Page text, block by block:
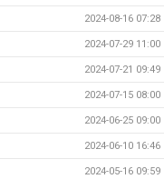
2024-08-16 07:28
2024-07-29 11:00
2024-07-21 09:49
2024-07-15 08:00
2024-06-25 09:00
2024-06-10 16:46
2024-05-16 09:59